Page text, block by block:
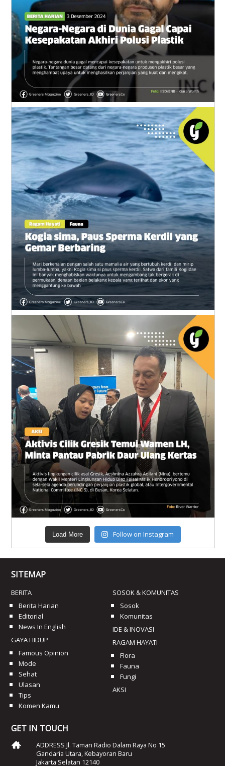
Load More Follow on Instagram
SITEMAP
BERITA
Berita Harian
Editorial
News In English
GAYA HIDUP
Famous Opinion
Mode
Sehat
Ulasan
Tips
Komen Kamu
SOSOK & KOMUNITAS
Sosok
Komunitas
IDE & INOVASI
RAGAM HAYATI
Flora
Fauna
Fungi
AKSI
GET IN TOUCH
ADDRESS Jl. Taman Radio Dalam Raya No 15
Gandaria Utara, Kebayoran Baru
Jakarta Selatan 12140